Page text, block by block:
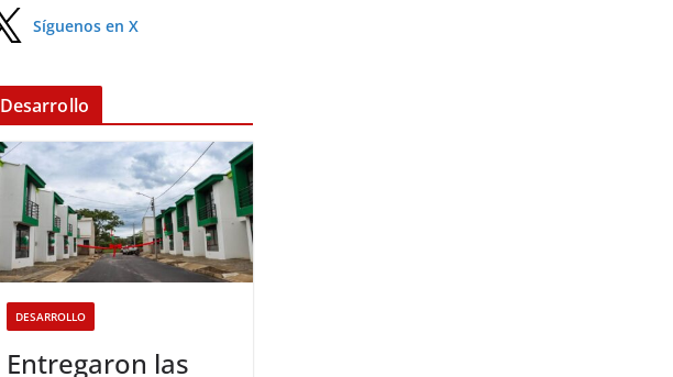
Síguenos en X
Desarrollo
DESARROLLO
Entregaron las